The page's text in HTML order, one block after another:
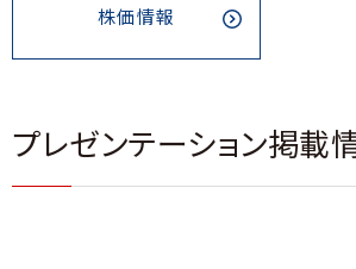
株価情報
プレゼンテーション掲載